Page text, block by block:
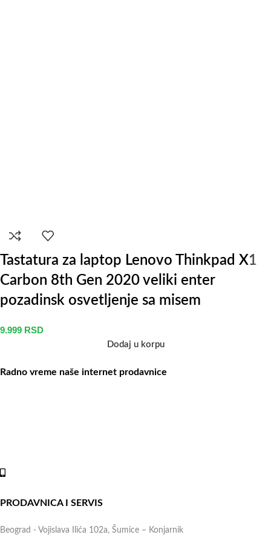
Tastatura za laptop Lenovo Thinkpad X1
Carbon 8th Gen 2020 veliki enter
pozadinsk osvetljenje sa misem
9.999 RSD
Dodaj u korpu
Radno vreme naše internet prodavnice
+381 (69) 767-202
PRODAVNICA I SERVIS
Beograd - Vojislava Ilića 102a, Šumice – Konjarnik